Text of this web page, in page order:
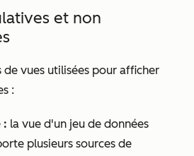
et non
de vues utilisées pour afficher
:
: la vue d'un jeu de données
plusieurs sources de